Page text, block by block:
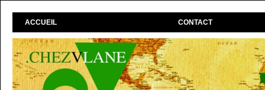
ACCUEIL CONTACT